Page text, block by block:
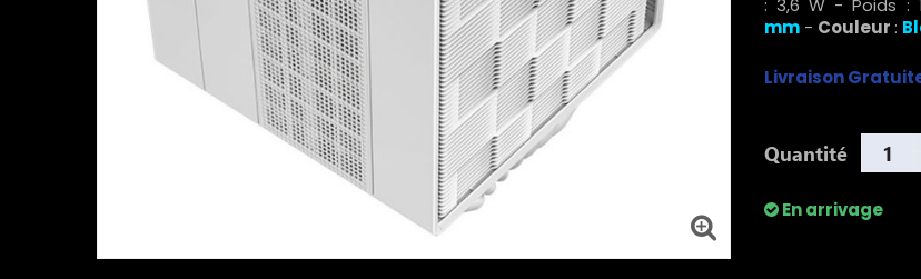
mm - Couleur:
Livraison
Quantité
En arrivage